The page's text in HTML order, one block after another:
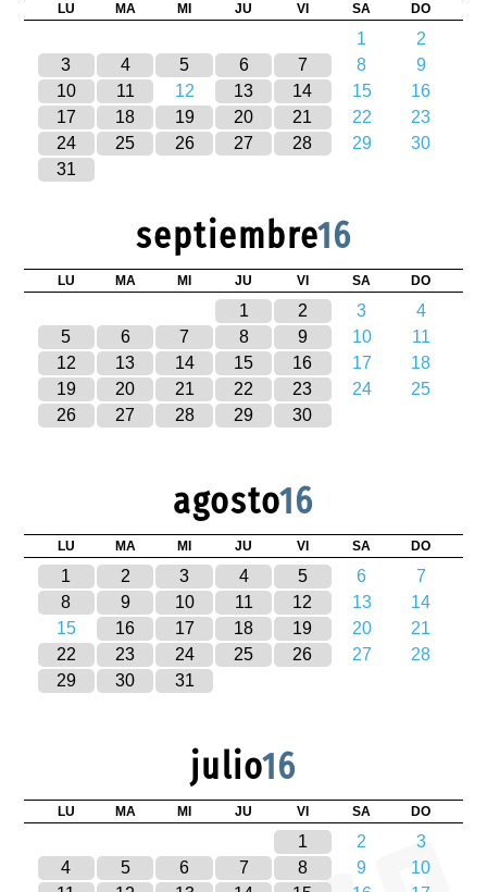
LU MA MI JU VI SA DO
1
2
3
4 5 6 7 8
9
10
11 12 13 14 15
16
17
18 19 20 21 22
23
24
25 26 27 28 29
30
31
septiembre16
LU MA MI JU VI SA DO
1 2 3
4
5
6 7 8 9 10
11
12
13 14 15 16 17
18
19
20 21 22 23 24
25
26
27 28 29 30
agosto16
LU MA MI JU VI SA DO
1 2 3 4 5 6
7
8
9 10 11 12 13
14
15
16 17 18 19 20
21
22
23 24 25 26 27
28
29
30 31
julio16
LU MA MI JU VI SA DO
1 2
3
4
5 6 7 8 9
10